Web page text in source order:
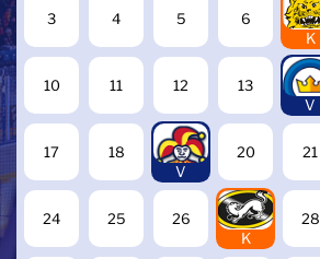
3 4 5 6
7
K
10 11 12 13
14
V
17 18
19
V
20 21
24 25 26
27
K
28